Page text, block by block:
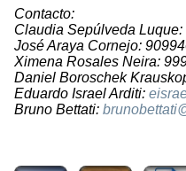
Contacto:
Claudia Sepúlveda
José Araya Cornejo:
Ximena Rosales Neira:
Daniel Boroschek
Eduardo Israel Arditi:
Bruno Bettati: